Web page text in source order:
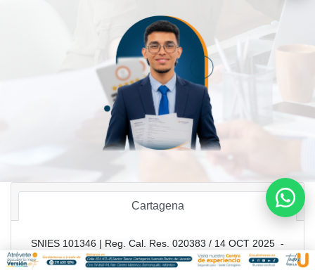
Cartagena
SNIES 101346 | Reg. Cal. Res. 020383 / 14 OCT 2025 -
Vigencia: 7 años